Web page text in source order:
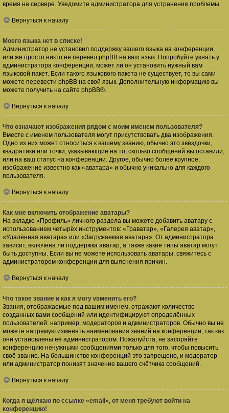
время на сервере. Уведомите администратора для устранения проблемы.
Вернуться к началу
Моего языка нет в списке!
Администратор не установил поддержку вашего языка на конференции,
или же просто никто не перевёл phpBB на ваш язык. Попробуйте узнать у
администратора конференции, может ли он установить нужный вам
языковой пакет. Если такого языкового пакета не существует, то вы сами
можете перевести phpBB на свой язык. Дополнительную информацию вы
можете получить на сайте phpBB®.
Вернуться к началу
Что означают изображения рядом с моим именем пользователя?
Вместе с именем пользователя могут присутствовать два изображения.
Одно из них может относиться к вашему званию, обычно это звёздочки,
квадратики или точки, указывающие на то, сколько сообщений вы оставили,
или на ваш статус на конференции. Другое, обычно более крупное,
изображение известно как «аватара» и обычно уникально для каждого
пользователя.
Вернуться к началу
Как мне включить отображение аватары?
На вкладке «Профиль» личного раздела вы можете добавить аватару с
использованием четырёх инструментов: «Граватар», «Галерея аватар»,
«Удалённая аватара» или «Загружаемая аватара». От администратора
зависит, включена ли поддержка аватар, а также какие типы аватар могут
быть доступны. Если вы не можете использовать аватары, свяжитесь с
администратором конференции для выяснения причин.
Вернуться к началу
Что такое звание и как я могу изменить его?
Звания, отображаемые под вашим именем, отражают количество
созданных вами сообщений или идентифицируют определённых
пользователей: например, модераторов и администраторов. Обычно вы не
можете напрямую изменять наименования званий на конференции, так как
они установлены её администратором. Пожалуйста, не засоряйте
конференцию ненужными сообщениями только для того, чтобы повысить
своё звание. На большинстве конференций это запрещено, и модератор
или администратор понизят значение вашего счётчика сообщений.
Вернуться к началу
Когда я щёлкаю по ссылке «email», от меня требуют войти на
конференцию!